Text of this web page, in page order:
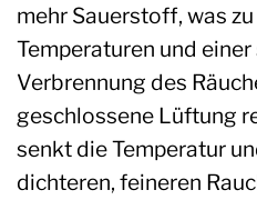
mehr Sauerstoff, was
Temperaturen und
Verbrennung des
geschlossene Lüftung
senkt die Temperatur
dichteren, feineren